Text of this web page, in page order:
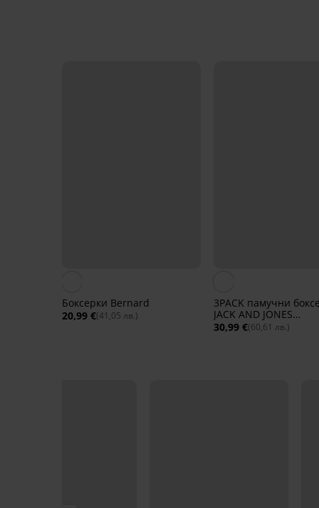
Боксерки Bernard
20,99 €(41,05 лв.)
3PACK памучни
JACK AND JONES
JACOrdinary
30,99 €(60,61 лв.)